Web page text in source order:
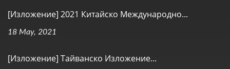
[Изложение] 2021 Китайско Международно...
18 May, 2021
[Изложение] Тайванско Изложение...